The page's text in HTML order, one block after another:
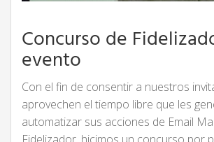
Concurso de
evento
Con el fin de consentir a nuestros
aprovechen el tiempo libre que les
automatizar sus acciones de Email